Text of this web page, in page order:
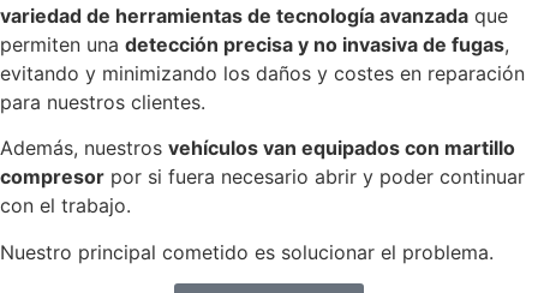
variedad de herramientas de tecnología avanzada que
permiten una detección precisa y no invasiva de fugas,
evitando y minimizando los daños y costes en reparación
para nuestros clientes.
Además, nuestros vehículos van equipados con martillo
compresor por si fuera necesario abrir y poder continuar
con el trabajo.
Nuestro principal cometido es solucionar el problema.